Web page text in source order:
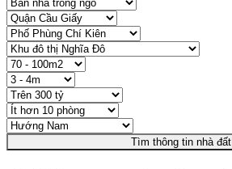
Tìm thông tin nhà đất